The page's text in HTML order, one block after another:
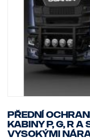
držáků svítidel a montážní
( Světla nejsou součástí
Přední
kabiny P, G, R
vysokými